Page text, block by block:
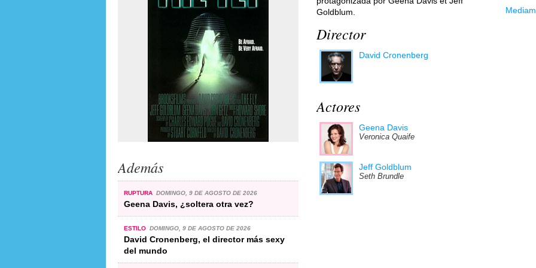
Además
RUPTURA DOMINGO, 9 DE AGOSTO DE 2026
Geena Davis, ¿soltera otra vez?
ESTILO DOMINGO, 9 DE AGOSTO DE 2026
David Cronenberg, el director más sexy
del mundo
Goldblum.
Director
David Cronenberg
Actores
Geena Davis
Veronica Quaife
Jeff Goldblum
Seth Brundle